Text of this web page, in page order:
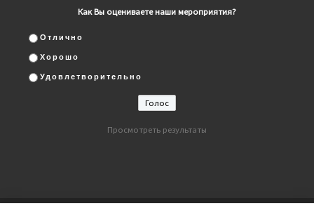
Как Вы оцениваете наши мероприятия?
Отлично
Хорошо
Удовлетворительно
Просмотреть результаты